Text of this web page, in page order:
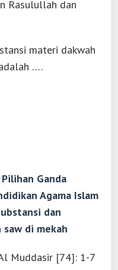
Rasulullah dan
materi dakwah
….
Ganda
Agama Islam
dan
di mekah
Muddasir [74]: 1-7